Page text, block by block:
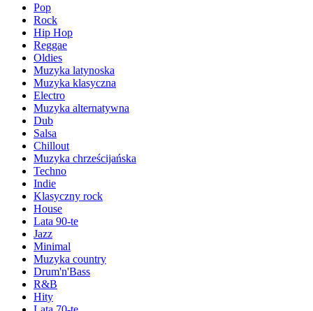
Pop
Rock
Hip Hop
Reggae
Oldies
Muzyka latynoska
Muzyka klasyczna
Electro
Muzyka alternatywna
Dub
Salsa
Chillout
Muzyka chrześcijańska
Techno
Indie
Klasyczny rock
House
Lata 90-te
Jazz
Minimal
Muzyka country
Drum'n'Bass
R&B
Hity